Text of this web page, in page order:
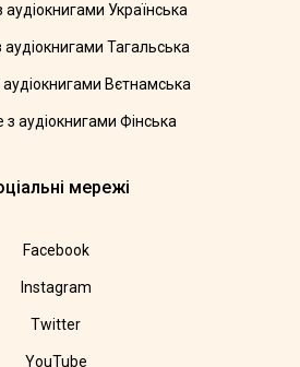
аудіокнигами Українська
аудіокнигами Тагальська
аудіокнигами Вєтнамська
з аудіокнигами Фінська
мережі
Facebook
Instagram
Twitter
YouTube